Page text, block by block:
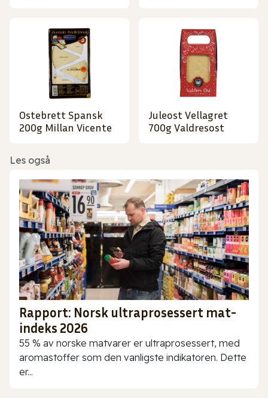
Ostebrett Spansk
200g Millan Vicente
Juleost Vellagret
700g Valdresost
Les også
Rapport: Norsk ultraprosessert mat-
indeks 2026
55 % av norske matvarer er ultraprosessert, med
aromastoffer som den vanligste indikatoren. Dette
er...